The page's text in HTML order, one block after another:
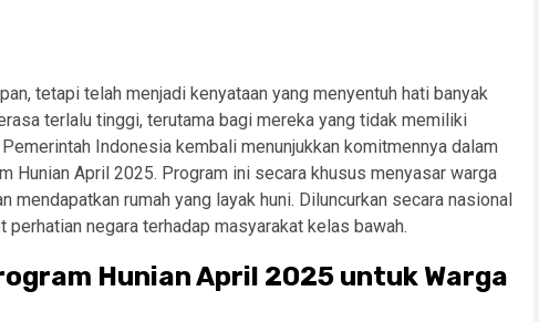
tetapi telah menjadi kenyataan yang menyentuh hati banyak
terlalu tinggi, terutama bagi mereka yang tidak memiliki
Indonesia kembali menunjukkan komitmennya dalam
Hunian April 2025. Program ini secara khusus menyasar warga
rumah yang layak huni. Diluncurkan secara nasional
negara terhadap masyarakat kelas bawah.
Hunian April 2025 untuk Warga